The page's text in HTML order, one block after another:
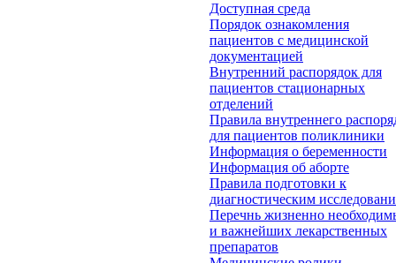
Доступная среда
Порядок ознакомления
пациентов с медицинской
документацией
Внутренний распорядок для
пациентов стационарных
отделений
Правила внутреннего
для пациентов поликлиники
Информация о беременности
Информация об аборте
Правила подготовки к
диагностическим
Перечнь жизненно
и важнейших лекарственных
препаратов